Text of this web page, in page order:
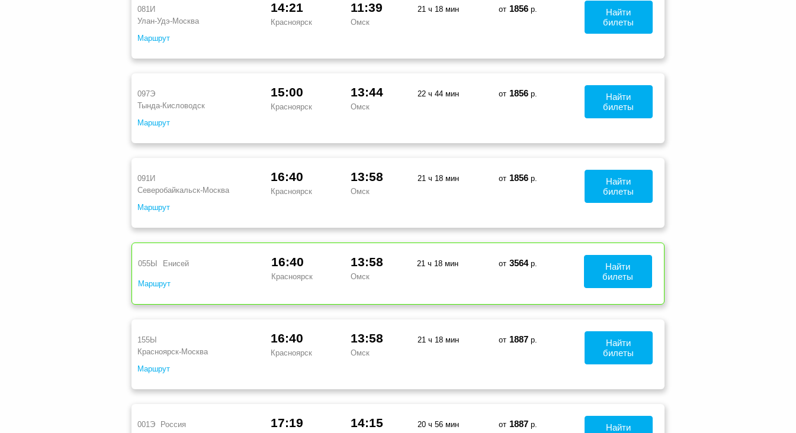
081И
Улан-Удэ-Москва
Маршрут
14:21
Красноярск
11:39
Омск
21 ч 18 мин от 1856 р.
Найти
билеты
097Э
Тында-Кисловодск
Маршрут
15:00
Красноярск
13:44
Омск
22 ч 44 мин от 1856 р.
Найти
билеты
091И
Северобайкальск-Москва
Маршрут
16:40
Красноярск
13:58
Омск
21 ч 18 мин от 1856 р.
Найти
билеты
055Ы Енисей
Маршрут
16:40
Красноярск
13:58
Омск
21 ч 18 мин от 3564р.
Найти
билеты
155Ы
Красноярск-Москва
Маршрут
16:40
Красноярск
13:58
Омск
21 ч 18 мин от 1887 р.
Найти
билеты
001Э
Россия
17:19 14:15 20 ч 56 мин от 1887 р.
Найти